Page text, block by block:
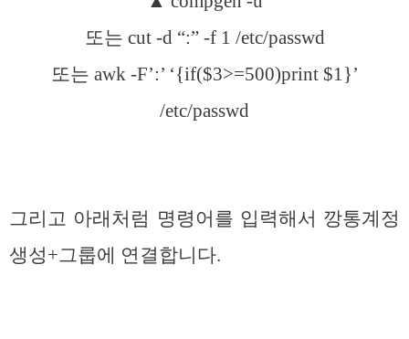
또는 cut -d “:” -f 1 /etc/passwd
또는 awk -F’:’ ‘{if($3>=500)print $1}’
/etc/passwd
그리고 아래처럼 명령어를 입력해서 깡통계정
생성+그룹에 연결합니다.